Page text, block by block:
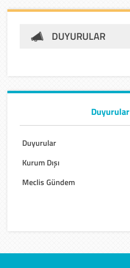
DUYURULAR
Duyurular
Duyurular
Kurum Dışı
Meclis Gündem